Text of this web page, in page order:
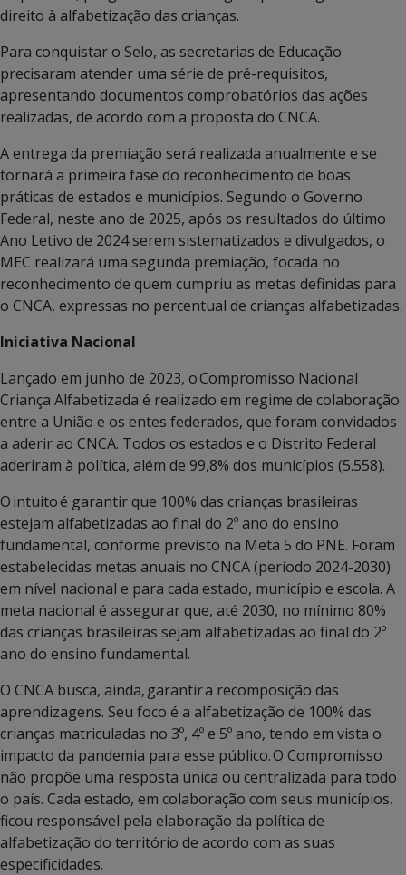
direito à alfabetização das crianças.
Para conquistar o Selo, as secretarias de Educação
precisaram atender uma série de pré-requisitos,
apresentando documentos comprobatórios das ações
realizadas, de acordo com a proposta do CNCA.
A entrega da premiação será realizada anualmente e se
tornará a primeira fase do reconhecimento de boas
práticas de estados e municípios. Segundo o Governo
Federal, neste ano de 2025, após os resultados do último
Ano Letivo de 2024 serem sistematizados e divulgados, o
MEC realizará uma segunda premiação, focada no
reconhecimento de quem cumpriu as metas definidas para
o CNCA, expressas no percentual de crianças alfabetizadas.
Iniciativa Nacional
Lançado em junho de 2023, o Compromisso Nacional
Criança Alfabetizada é realizado em regime de colaboração
entre a União e os entes federados, que foram convidados
a aderir ao CNCA. Todos os estados e o Distrito Federal
aderiram à política, além de 99,8% dos municípios (5.558).
O intuito é garantir que 100% das crianças brasileiras
estejam alfabetizadas ao final do 2º ano do ensino
fundamental, conforme previsto na Meta 5 do PNE. Foram
estabelecidas metas anuais no CNCA (período 2024-2030)
em nível nacional e para cada estado, município e escola. A
meta nacional é assegurar que, até 2030, no mínimo 80%
das crianças brasileiras sejam alfabetizadas ao final do 2º
ano do ensino fundamental.
O CNCA busca, ainda, garantir a recomposição das
aprendizagens. Seu foco é a alfabetização de 100% das
crianças matriculadas no 3º, 4º e 5º ano, tendo em vista o
impacto da pandemia para esse público. O Compromisso
não propõe uma resposta única ou centralizada para todo
o país. Cada estado, em colaboração com seus municípios,
ficou responsável pela elaboração da política de
alfabetização do território de acordo com as suas
especificidades.